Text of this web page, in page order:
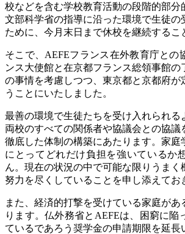
校などを含む学校教育活動の段階的部分
文部科学省の指導に沿った環境で生徒の
ために、今月末日まで休校を継続するこ
そこで、 AEFEフランス在外教育庁との
ンス大使館と在京都フランス総領事館の
の事情を考慮しつつ、東京都と京都府が
うことにいたしました。
最善の環境で生徒たちを受け入れられる
両校のすべての関係者や協議会との協議
徹底した体制の構築にあたります。家庭
にとってどれだけ負担を強いているか
ん。現在の状況の中で可能な限りうまく
努力を尽くしていることを申し添えてお
また、経済的打撃を受けている家庭があ
ります。仏外務省と AEFEは、困窮に陥
ているであろう奨学金の申請期限を延長